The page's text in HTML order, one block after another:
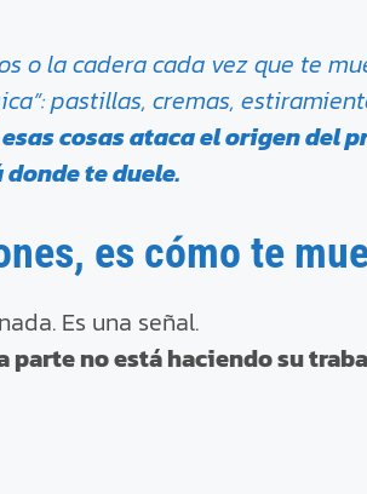
o la cadera cada vez que te
pastillas, cremas,
cosas ataca el origen del
donde te duele.
es cómo te
Es una señal.
parte no está haciendo su